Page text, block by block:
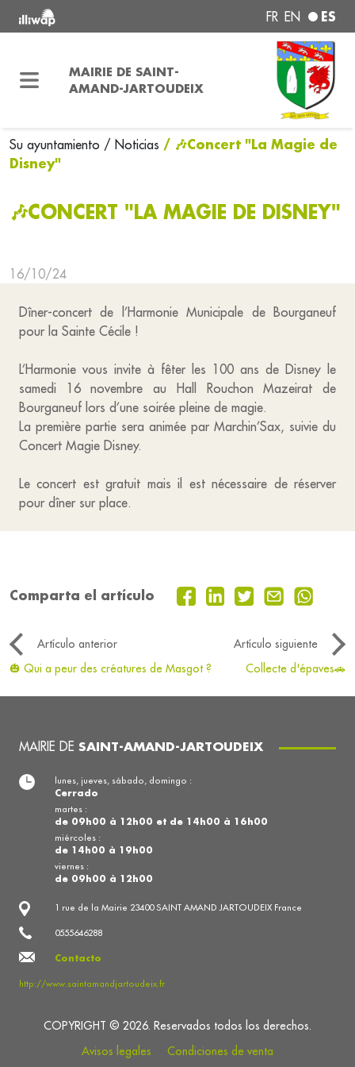
FR EN ES
MAIRIE DE SAINT-
AMAND-JARTOUDEIX
Su ayuntamiento / Noticias / 🎶Concert "La Magie de
Disney"
🎶CONCERT "LA MAGIE DE DISNEY"
16/10/24
Dîner-concert de l’Harmonie Municipale de Bourganeuf
pour la Sainte Cécile !
L’Harmonie vous invite à fêter les 100 ans de Disney le
samedi 16 novembre au Hall Rouchon Mazeirat de
Bourganeuf lors d’une soirée pleine de magie.
La première partie sera animée par Marchin’Sax, suivie du
Concert Magie Disney.
Le concert est gratuit mais il est nécessaire de réserver
pour dîner sur place.
Comparta el artículo
Artículo anterior
Artículo siguiente
🎃 Qui a peur des créatures de Masgot ?
Collecte d'épaves🚗
MAIRIE DE SAINT-AMAND-JARTOUDEIX
1 rue de la Mairie 23400 SAINT AMAND JARTOUDEIX France
0555646288
Contacto
http://www.saintamandjartoudeix.fr
lunes, jueves, sábado, domingo :
Cerrado
martes :
de 09h00 à 12h00 et de 14h00 à 16h00
miércoles :
de 14h00 à 19h00
viernes :
de 09h00 à 12h00
COPYRIGHT © 2026. Reservados todos los derechos.
Avisos legales
Condiciones de venta